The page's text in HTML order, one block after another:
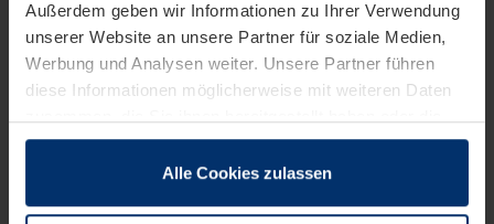
Außerdem geben wir Informationen zu Ihrer Verwendung
unserer Website an unsere Partner für soziale Medien,
Werbung und Analysen weiter. Unsere Partner führen
diese Informationen möglicherweise mit weiteren Daten
sie im Rahmen Ihrer Nutzung der Dienste gesammelt
Alle Cookies zulassen